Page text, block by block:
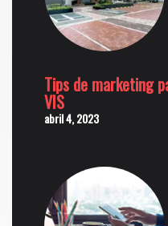
Tips de marketing
VIS
abril 4, 2023